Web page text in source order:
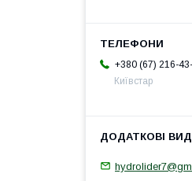
+380 (67) 216-
Київстар